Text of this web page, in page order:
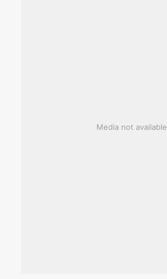
Media not available